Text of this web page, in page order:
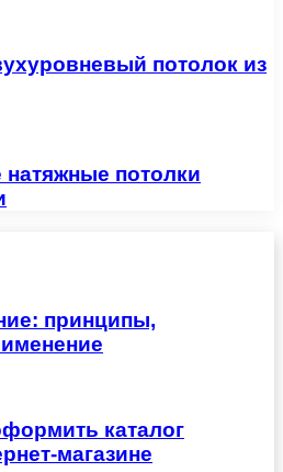
потолок из
потолки
принципы,
каталог
магазине